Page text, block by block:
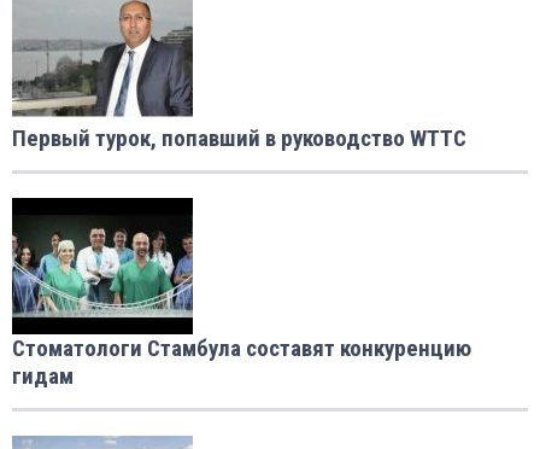
Первый турок, попавший в руководство WTTC
Стоматологи Стамбула составят конкуренцию
гидам